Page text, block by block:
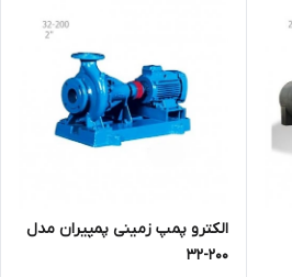
الکترو پمپ زمینی پمپیران مدل
200-32